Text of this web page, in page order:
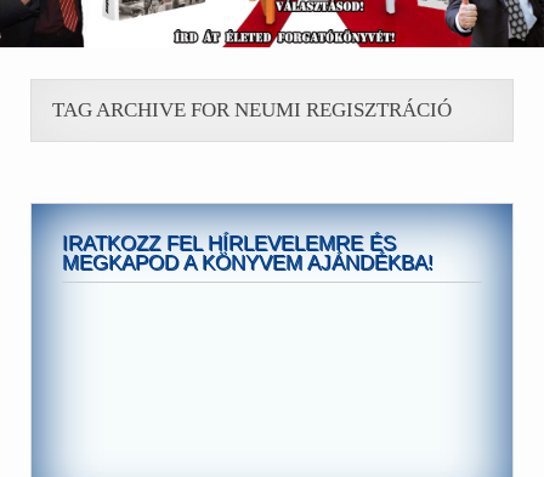
TAG ARCHIVE FOR NEUMI REGISZTRÁCIÓ
IRATKOZZ FEL HÍRLEVELEMRE ÉS
MEGKAPOD A KÖNYVEM AJÁNDÉKBA!